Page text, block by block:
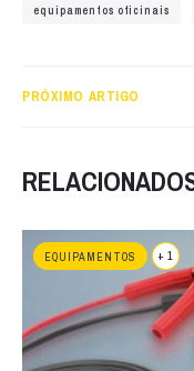
equipamentos oficinais
PRÓXIMO ARTIGO
EQUIPAMENTOS + 1